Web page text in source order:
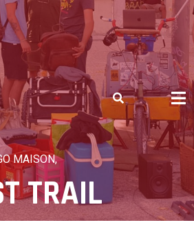
MAISON,
TRAIL